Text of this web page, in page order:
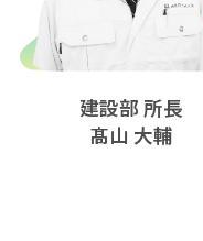
建設部 所長
髙山 大輔